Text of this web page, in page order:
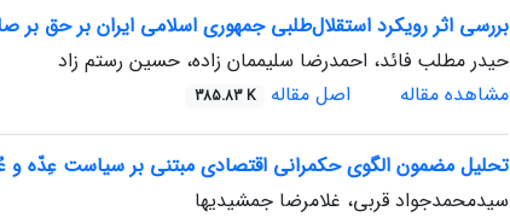
بررسی اثر رویکرد استقلال‌طلبی جمهوری اسلامی ایران بر حق بر
حیدر مطلب فائد، احمدرضا سلیممان زاده، حسین رستم زاد
مشاهده مقاله
اصل مقاله 385.83 K
تحلیل مضمون الگوی حکمرانی اقتصادی مبتنی بر سیاست عِدّه و
سیدمحمدجواد قربی، غلامرضا جمشیدیها